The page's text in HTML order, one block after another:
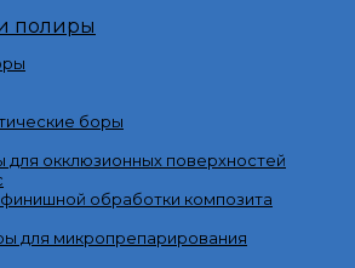
полиры
боры
окклюзионных поверхностей
обработки композита
для микропрепарирования